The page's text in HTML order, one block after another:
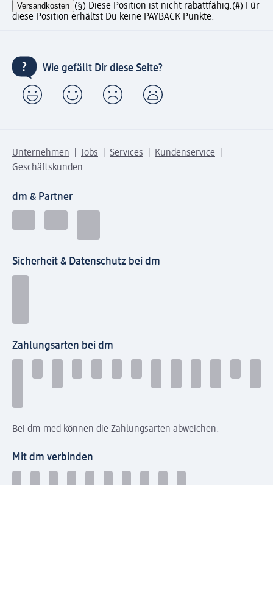
Versandkosten (§) Diese Position ist nicht rabattfähig.(#) Für
diese Position erhältst Du keine PAYBACK Punkte.
Wie gefällt Dir diese Seite?
Unternehmen Jobs Services
Kundenservice
Geschäftskunden
dm & Partner
Sicherheit & Datenschutz bei dm
Zahlungsarten bei dm
Bei dm-med können die Zahlungsarten abweichen.
Mit dm verbinden